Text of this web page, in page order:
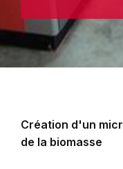
Création d'un
de la biomasse